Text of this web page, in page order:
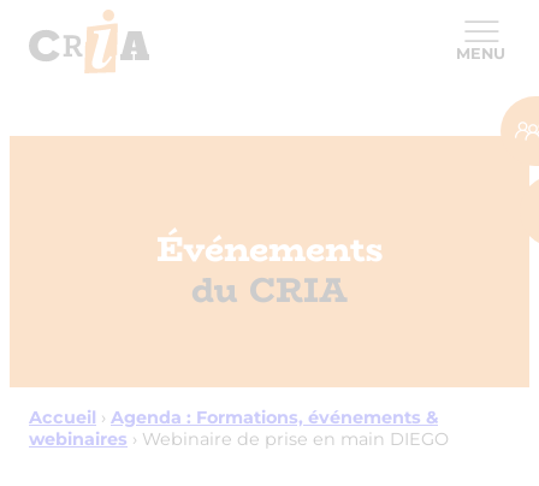
MENU
Événements
du CRIA
Accueil › Agenda : Formations, événements &
webinaires › Webinaire de prise en main DIEGO